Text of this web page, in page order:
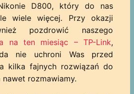
D800, który do nas
wiele więcej. Przy okazji
pozdrowić naszego
na ten miesiąc – TP-Link,
nie uchroni Was przed
kilka fajnych rozwiązań do
rozmawiamy.